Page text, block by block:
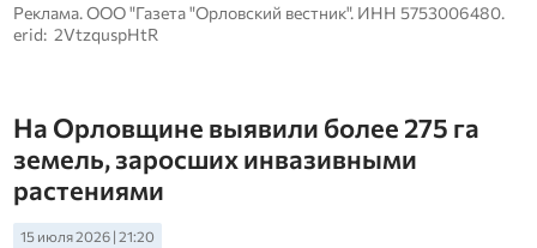
Реклама. ООО "Газета "Орловский вестник". ИНН 5753006480.
erid: 2VtzquspHtR
На Орловщине выявили более 275 га
земель, заросших инвазивными
растениями
15 июля 2026 | 21:20